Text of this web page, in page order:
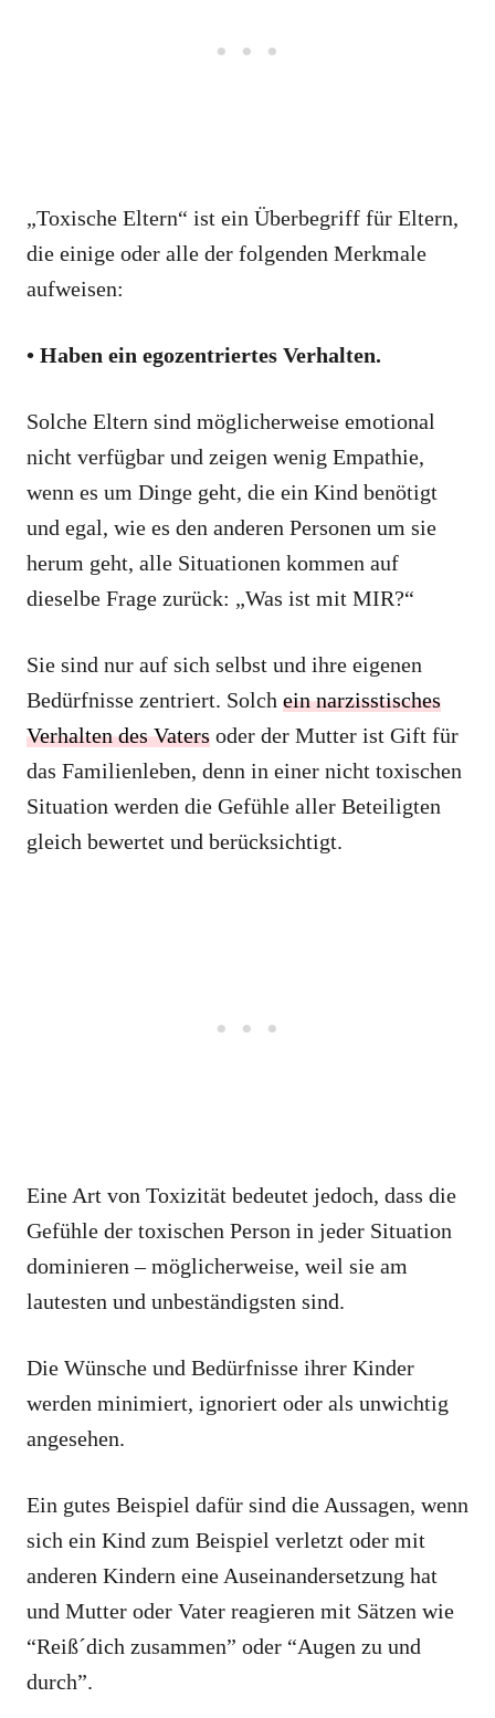
„Toxische Eltern“ ist ein Überbegriff für Eltern,
die einige oder alle der folgenden Merkmale
aufweisen:
• Haben ein egozentriertes Verhalten.
Solche Eltern sind möglicherweise emotional
nicht verfügbar und zeigen wenig Empathie,
wenn es um Dinge geht, die ein Kind benötigt
und egal, wie es den anderen Personen um sie
herum geht, alle Situationen kommen auf
dieselbe Frage zurück: „Was ist mit MIR?“
Sie sind nur auf sich selbst und ihre eigenen
Bedürfnisse zentriert. Solch ein narzisstisches
Verhalten des Vaters oder der Mutter ist Gift für
das Familienleben, denn in einer nicht toxischen
Situation werden die Gefühle aller Beteiligten
gleich bewertet und berücksichtigt.
Eine Art von Toxizität bedeutet jedoch, dass die
Gefühle der toxischen Person in jeder Situation
dominieren – möglicherweise, weil sie am
lautesten und unbeständigsten sind.
Die Wünsche und Bedürfnisse ihrer Kinder
werden minimiert, ignoriert oder als unwichtig
angesehen.
Ein gutes Beispiel dafür sind die Aussagen, wenn
sich ein Kind zum Beispiel verletzt oder mit
anderen Kindern eine Auseinandersetzung hat
und Mutter oder Vater reagieren mit Sätzen wie
“Reiß´dich zusammen” oder “Augen zu und
durch”.